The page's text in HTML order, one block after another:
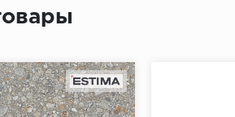
доступным способом: в
паспорта